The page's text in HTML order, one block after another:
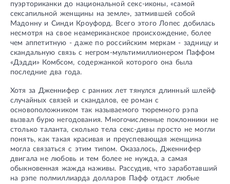
пуэрториканки до национальной секс-иконы, «самой
сексапильной женщины на земле», затмившей собой
Мадонну и Синди Кроуфорд. Всего этого Лопес добилась
несмотря на свое неамериканское происхождение, более
чем аппетитную - даже по российским меркам - задницу и
скандальную связь с негром-мультимиллионером Паффом
«Дэдди» Комбсом, содержанкой которого она была
последние два года.
Хотя за Дженнифер с ранних лет тянулся длинный шлейф
случайных связей и скандалов, ее роман с
основоположником так называемого тюремного рэпа
вызвал бурю негодования. Многочисленные поклонники не
столько таланта, сколько тела секс-дивы просто не могли
понять, как такая красивая и преуспевающая женщина
могла связаться с этим типом. Оказалось, Дженнифер
двигала не любовь и тем более не нужда, а самая
обыкновенная жажда наживы. Рассудив, что заработавший
на рэпе полмиллиарда долларов Пафф отдаст любые